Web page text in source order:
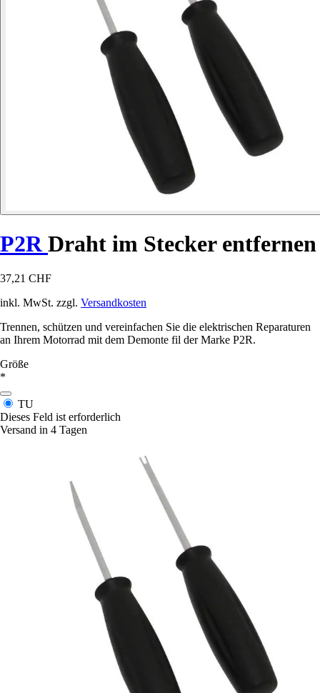
P2R Draht im Stecker entfernen
37,21 CHF
inkl. MwSt. zzgl. Versandkosten
Trennen, schützen und vereinfachen Sie die elektrischen Reparaturen
an Ihrem Motorrad mit dem Demonte fil der Marke P2R.
Größe
*
TU
Dieses Feld ist erforderlich
Versand in 4 Tagen